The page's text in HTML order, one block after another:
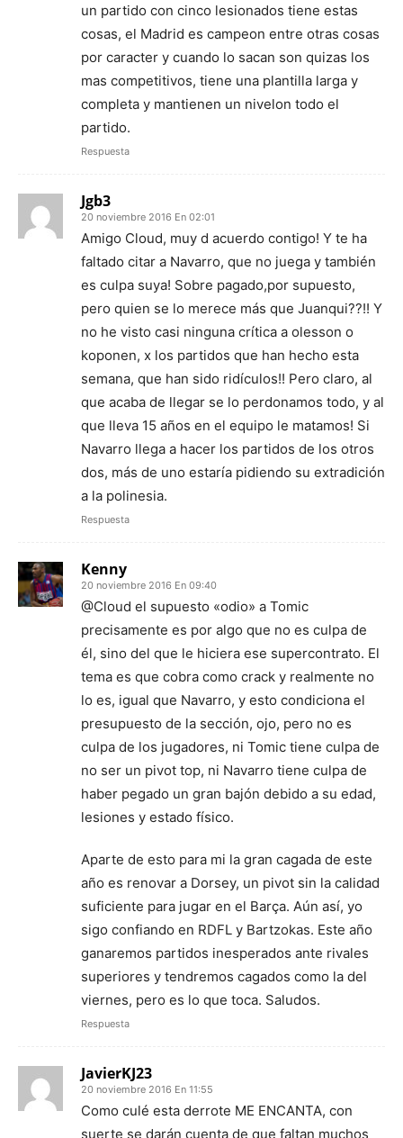
un partido con cinco lesionados tiene estas
cosas, el Madrid es campeon entre otras cosas
por caracter y cuando lo sacan son quizas los
mas competitivos, tiene una plantilla larga y
completa y mantienen un nivelon todo el
partido.
Respuesta
Jgb3
20 noviembre 2016 En 02:01
Amigo Cloud, muy d acuerdo contigo! Y te ha
faltado citar a Navarro, que no juega y también
es culpa suya! Sobre pagado,por supuesto,
pero quien se lo merece más que Juanqui??!! Y
no he visto casi ninguna crítica a olesson o
koponen, x los partidos que han hecho esta
semana, que han sido ridículos!! Pero claro, al
que acaba de llegar se lo perdonamos todo, y al
que lleva 15 años en el equipo le matamos! Si
Navarro llega a hacer los partidos de los otros
dos, más de uno estaría pidiendo su extradición
a la polinesia.
Respuesta
Kenny
20 noviembre 2016 En 09:40
@Cloud el supuesto «odio» a Tomic
precisamente es por algo que no es culpa de
él, sino del que le hiciera ese supercontrato. El
tema es que cobra como crack y realmente no
lo es, igual que Navarro, y esto condiciona el
presupuesto de la sección, ojo, pero no es
culpa de los jugadores, ni Tomic tiene culpa de
no ser un pivot top, ni Navarro tiene culpa de
haber pegado un gran bajón debido a su edad,
lesiones y estado físico.
Aparte de esto para mi la gran cagada de este
año es renovar a Dorsey, un pivot sin la calidad
suficiente para jugar en el Barça. Aún así, yo
sigo confiando en RDFL y Bartzokas. Este año
ganaremos partidos inesperados ante rivales
superiores y tendremos cagados como la del
viernes, pero es lo que toca. Saludos.
Respuesta
JavierKJ23
20 noviembre 2016 En 11:55
Como culé esta derrote ME ENCANTA, con
suerte se darán cuenta de que faltan muchos